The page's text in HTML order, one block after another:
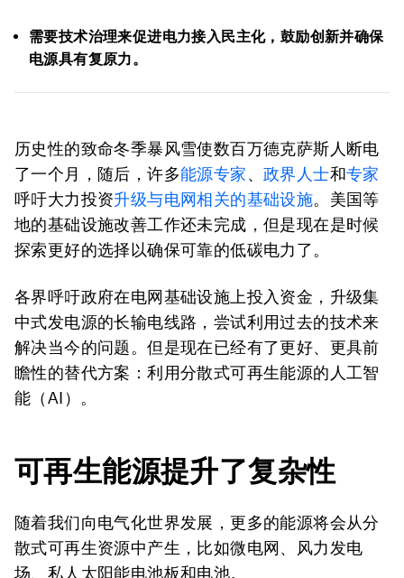
需要技术治理来促进电力接入民主化，鼓励创新并确保
电源具有复原力。
历史性的致命冬季暴风雪使数百万德克萨斯人断电
了一个月，随后，许多能源专家、政界人士和专家
呼吁大力投资升级与电网相关的基础设施。美国等
地的基础设施改善工作还未完成，但是现在是时候
探索更好的选择以确保可靠的低碳电力了。
各界呼吁政府在电网基础设施上投入资金，升级集
中式发电源的长输电线路，尝试利用过去的技术来
解决当今的问题。但是现在已经有了更好、更具前
瞻性的替代方案：利用分散式可再生能源的人工智
能（AI）。
可再生能源提升了复杂性
随着我们向电气化世界发展，更多的能源将会从分
散式可再生资源中产生，比如微电网、风力发电
场、私人太阳能电池板和电池。